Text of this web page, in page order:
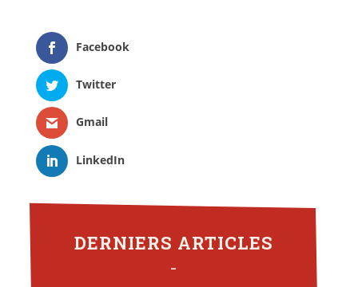
Facebook
Twitter
Gmail
LinkedIn
DERNIERS ARTICLES